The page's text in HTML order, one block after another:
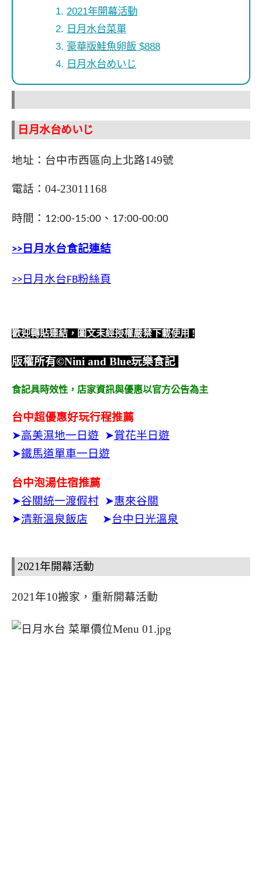
2021年開幕活動
日月水台菜單
豪華版鮭魚卵飯 $888
日月水台めいじ
日月水台めいじ
地址：台中市西區向上北路149號
電話： 04-23011168
時間： 12:00-15:00 、 17:00-00:00
>>日月水台食記連結
>>日月水台FB粉絲頁
歡迎轉貼連結，圖文未經授權嚴禁下載使用 !
版權所有©Nini and Blue玩樂食記
食記具時效性， 店家資訊與優惠以官方公告為主
台中超優惠好玩行程推薦
➤高美濕地一日遊 ➤賞花半日遊
➤鐵馬道單車一日遊
台中泡湯住宿推薦
➤谷關統一渡假村 ➤惠來谷關
➤清新溫泉飯店 ➤台中日光溫泉
2021年開幕活動
2021年10搬家，重新開幕活動